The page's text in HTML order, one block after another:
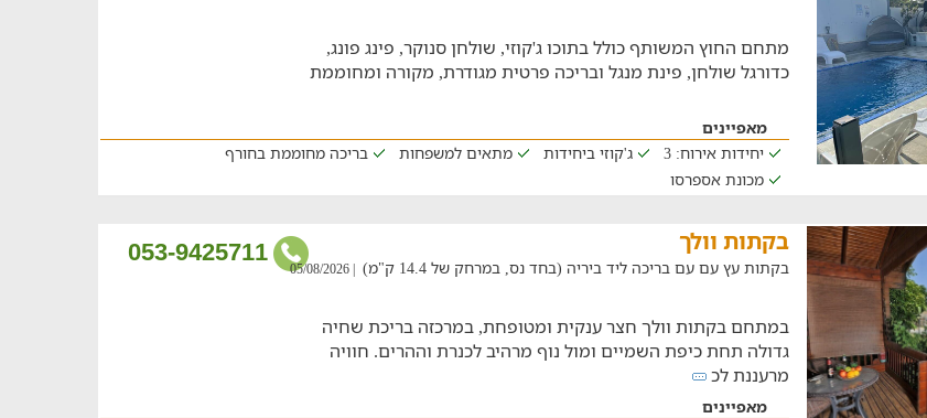
מתחם החוץ המשותף כולל בתוכו ג'קוזי, שולחן סנוקר, פינג פונג,
כדורגל שולחן, פינת מנגל ובריכה פרטית מגודרת, מקורה ומחוממת
מאפיינים
יחידות אירוח: 3
ג'קוזי ביחידות מתאים למשפחות
בריכה מחוממת בחורף
מכונת אספרסו
053-9425711 בקתות וולך
בקתות עץ עם עם בריכה ליד ביריה (בחד נס, במרחק של 14.4 ק"מ) | 05/08/2026
במתחם בקתות וולך חצר ענקית ומטופחת, במרכזה בריכת שחיה
גדולה תחת כיפת השמיים ומול נוף מרהיב לכנרת וההרים. חוויה
מרעננת לכ
מאפיינים